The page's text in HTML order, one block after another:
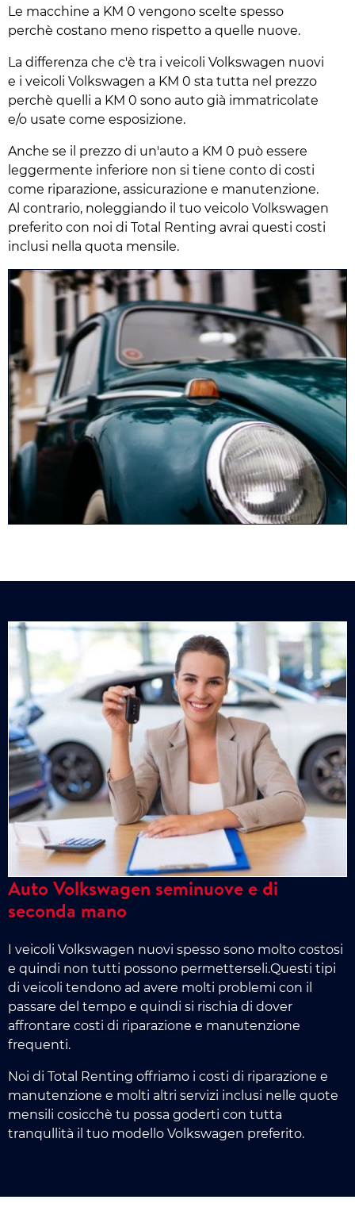
Le macchine a KM 0 vengono scelte spesso
perchè costano meno rispetto a quelle nuove.
La differenza che c'è tra i veicoli Volkswagen nuovi
e i veicoli Volkswagen a KM 0 sta tutta nel prezzo
perchè quelli a KM 0 sono auto già immatricolate
e/o usate come esposizione.
Anche se il prezzo di un'auto a KM 0 può essere
leggermente inferiore non si tiene conto di costi
come riparazione, assicurazione e manutenzione.
Al contrario, noleggiando il tuo veicolo Volkswagen
preferito con noi di Total Renting avrai questi costi
inclusi nella quota mensile.
Auto Volkswagen seminuove e di
seconda mano
I veicoli Volkswagen nuovi spesso sono molto costosi
e quindi non tutti possono permetterseli.Questi tipi
di veicoli tendono ad avere molti problemi con il
passare del tempo e quindi si rischia di dover
affrontare costi di riparazione e manutenzione
frequenti.
Noi di Total Renting offriamo i costi di riparazione e
manutenzione e molti altri servizi inclusi nelle quote
mensili cosicchè tu possa goderti con tutta
tranqullità il tuo modello Volkswagen preferito.